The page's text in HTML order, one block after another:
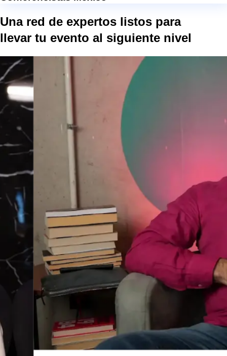
Una red de expertos listos para
llevar tu evento al siguiente nivel